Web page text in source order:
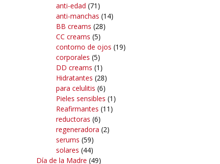
anti-edad (71)
anti-manchas (14)
BB creams (28)
CC creams (5)
contorno de ojos (19)
corporales (5)
DD creams (1)
Hidratantes (28)
para celulitis (6)
Pieles sensibles (1)
Reafirmantes (11)
reductoras (6)
regeneradora (2)
serums (59)
solares (44)
Día de la Madre (49)